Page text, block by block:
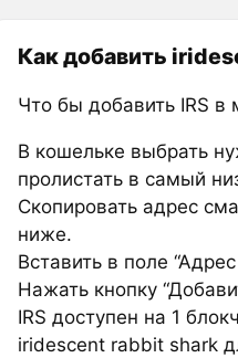
Как добавить
Что бы добавить IRS в
В кошельке выбрать
пролистать в самый
Скопировать адрес
ниже.
Вставить в поле
Нажать кнопку
IRS доступен на 1
iridescent rabbit shark